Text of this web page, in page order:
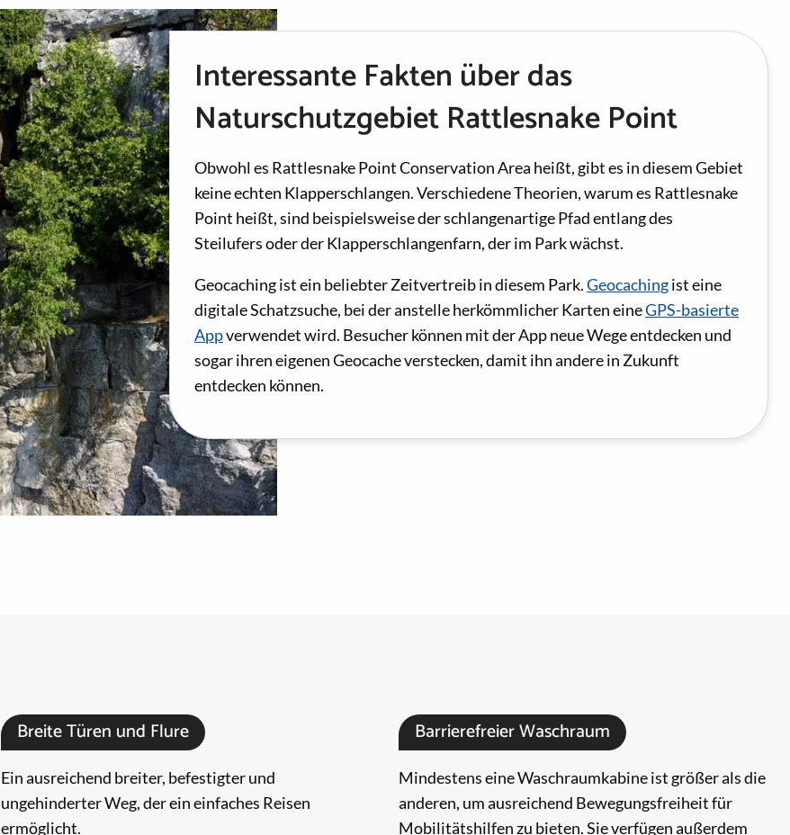
Interessante Fakten über das
Naturschutzgebiet Rattlesnake Point
Obwohl es Rattlesnake Point Conservation Area heißt, gibt es in diesem Gebiet
keine echten Klapperschlangen. Verschiedene Theorien, warum es Rattlesnake
Point heißt, sind beispielsweise der schlangenartige Pfad entlang des
Steilufers oder der Klapperschlangenfarn, der im Park wächst.
Geocaching ist ein beliebter Zeitvertreib in diesem Park.Geocachingist eine
digitale Schatzsuche, bei der anstelle herkömmlicher Karten eineGPS-basierte
Appverwendet wird. Besucher können mit der App neue Wege entdecken und
sogar ihren eigenen Geocache verstecken, damit ihn andere in Zukunft
entdecken können.
Breite Türen und Flure
Ein ausreichend breiter, befestigter und
ungehinderter Weg, der ein einfaches Reisen
ermöglicht.
Barrierefreier Waschraum
Mindestens eine Waschraumkabine ist größer als die
anderen, um ausreichend Bewegungsfreiheit für
Mobilitätshilfen zu bieten. Sie verfügen außerdem